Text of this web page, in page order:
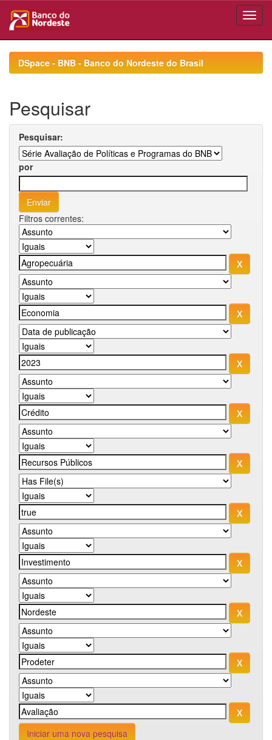
navigationDSpace - BNB - Banco do Nordeste do Brasil
Pesquisar
Pesquisar:
por
Filtros correntes:
Iniciar uma nova pesquisa